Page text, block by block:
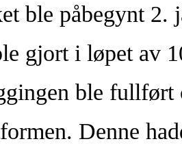
ble påbegynt 2.
gjort i løpet av
ble fullført
Denne